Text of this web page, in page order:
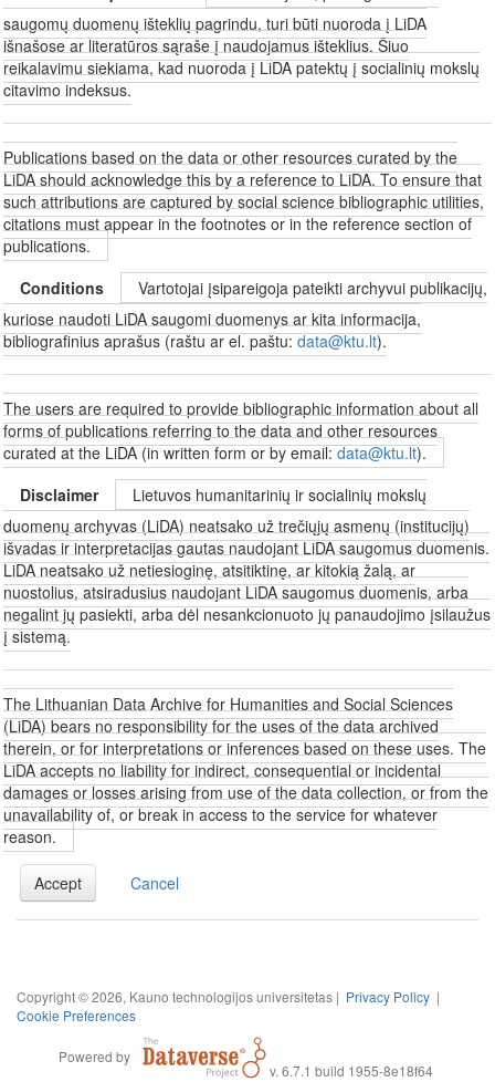
saugomų duomenų išteklių pagrindu, turi būti nuoroda į LiDA
išnašose ar literatūros sąraše į naudojamus išteklius. Šiuo
reikalavimu siekiama, kad nuoroda į LiDA patektų į socialinių mokslų
citavimo indeksus.
Publications based on the data or other resources curated by the
LiDA should acknowledge this by a reference to LiDA. To ensure that
such attributions are captured by social science bibliographic utilities,
citations must appear in the footnotes or in the reference section of
publications.
Conditions
Vartotojai įsipareigoja pateikti archyvui publikacijų,
kuriose naudoti LiDA saugomi duomenys ar kita informacija,
bibliografinius aprašus (raštu ar el. paštu:data@ktu.lt).
The users are required to provide bibliographic information about all
forms of publications referring to the data and other resources
curated at the LiDA (in written form or by email:data@ktu.lt).
Disclaimer
Lietuvos humanitarinių ir socialinių mokslų
duomenų archyvas (LiDA) neatsako už trečiųjų asmenų (institucijų)
išvadas ir interpretacijas gautas naudojant LiDA saugomus duomenis.
LiDA neatsako už netiesioginę, atsitiktinę, ar kitokią žalą, ar
nuostolius, atsiradusius naudojant LiDA saugomus duomenis, arba
negalint jų pasiekti, arba dėl nesankcionuoto jų panaudojimo įsilaužus
į sistemą.
The Lithuanian Data Archive for Humanities and Social Sciences
(LiDA) bears no responsibility for the uses of the data archived
therein, or for interpretations or inferences based on these uses. The
LiDA accepts no liability for indirect, consequential or incidental
damages or losses arising from use of the data collection, or from the
unavailability of, or break in access to the service for whatever
reason.
Accept Cancel
Copyright © 2026, Kauno technologijos universitetas | Privacy Policy |
Cookie Preferences
Powered by
v. 6.7.1 build 1955-8e18f64